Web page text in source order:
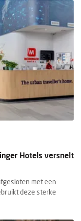
Hotels versnelt
met een
deze sterke